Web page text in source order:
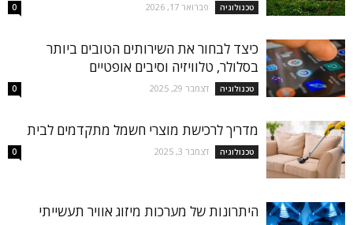
טכנולוגיה פברואר 17, 2026 0
כיצד לבחור את השירותים הטובים ביותר
בסלולר, טלוויזיה וסיבים אופטיים
טכנולוגיה דצמבר 29, 2025 0
מדריך לרכישת מוצרי חשמל מתקדמים לבית
טכנולוגיה דצמבר 3, 2025 0
היתרונות של מערכות מיזוג אוויר תעשייתי